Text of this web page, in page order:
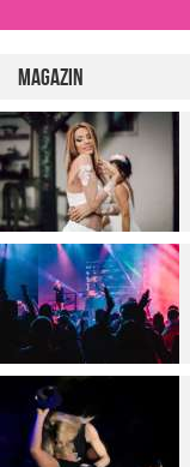
Magazin